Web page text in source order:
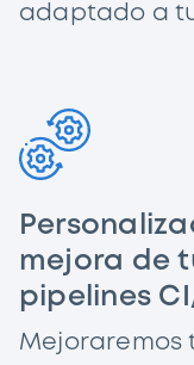
adaptado a
mejora de
pipelines
Mejoraremos